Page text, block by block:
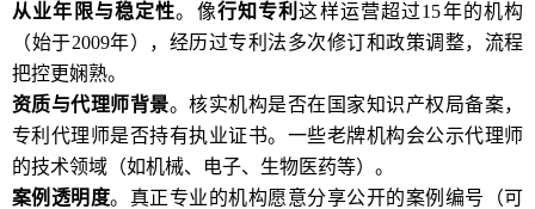
从业年限与稳定性。像行知专利这样运营超过15年的机构
（始于2009年），经历过专利法多次修订和政策调整，流程
把控更娴熟。
资质与代理师背景。核实机构是否在国家知识产权局备案，
专利代理师是否持有执业证书。一些老牌机构会公示代理师
的技术领域（如机械、电子、生物医药等）。
案例透明度。真正专业的机构愿意分享公开的案例编号（可